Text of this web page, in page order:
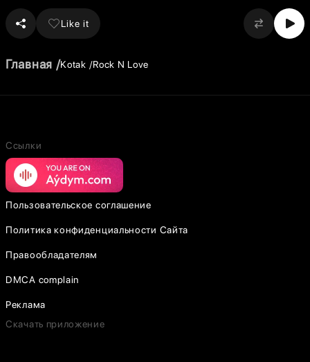
Like it
Главная Kotak Rock N Love
Ссылки
Пользовательское соглашение
Политика конфиденциальности Сайта
Правообладателям
DMCA complain
Реклама
Скачать приложение